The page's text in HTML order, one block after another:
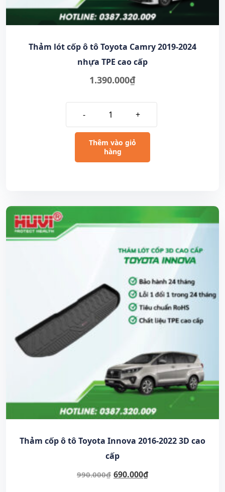
Thảm lót cốp ô tô Toyota Camry 2019-2024
nhựa TPE cao cấp
1.390.000₫
- +
Thêm vào giỏ
hàng
Thảm cốp ô tô Toyota Innova 2016-2022 3D cao
cấp
990.000₫ 690.000₫